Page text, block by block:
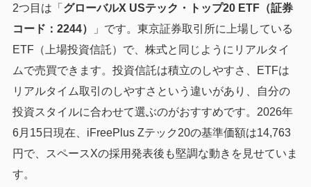
2つ目は「 グローバルX USテック・トップ20 ETF（証券
コード：2244）
」です。東京証券取引所に上場している
ETF（上場投資信託）で、株式と同じようにリアルタイ
ムで売買できます。投資信託は積立のしやすさ、ETFは
リアルタイム取引のしやすさという違いがあり、自分の
投資スタイルに合わせて選ぶのがおすすめです。2026年
6月15日現在、iFreePlus Zテック20の基準価額は14,763
円で、スペースXの採用発表後も堅調な動きを見せていま
す。